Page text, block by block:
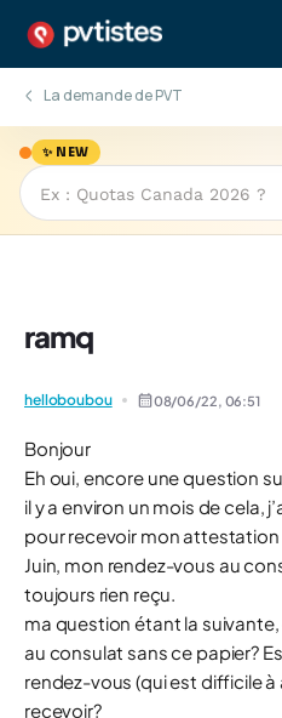
La demande de PVT
✨ NEW
ramq
helloboubou 08/06/22, 06:51
Bonjour
Eh oui, encore une question
il y a environ un mois de cela,
pour recevoir mon attestation
Juin, mon rendez-vous au
toujours rien reçu.
ma question étant la
au consulat sans ce papier?
rendez-vous (qui est difficile
recevoir?